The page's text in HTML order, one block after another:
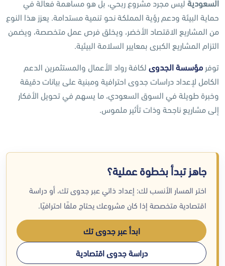
السعودية ليس مجرد مشروع ربحي، بل هو مساهمة فعالة في
حماية البيئة ودعم رؤية المملكة نحو تنمية مستدامة. يعزز هذا النوع
من المشاريع الاقتصاد الأخضر، ويخلق فرص عمل متخصصة، ويضمن
التزام المشاريع الكبرى بمعايير السلامة البيئية.
توفر مؤسسة الجدوى لكافة رواد الأعمال والمستثمرين الدعم
الكامل لإعداد دراسات جدوى احترافية ومبنية على بيانات دقيقة
وخبرة طويلة في السوق السعودي، ما يسهم في تحويل الأفكار
إلى مشاريع ناجحة وذات تأثير ملموس.
جاهز تبدأ بخطوة عملية؟
اختر المسار الأنسب لك: إعداد ذاتي عبر جدوى تك، أو دراسة
اقتصادية متخصصة إذا كان مشروعك يحتاج ملفًا احترافيًا.
ابدأ عبر جدوى تك
دراسة جدوى اقتصادية